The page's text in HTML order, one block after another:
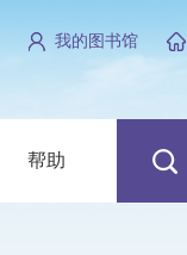
我的图书馆
帮助